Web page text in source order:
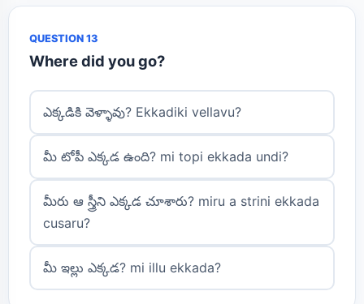
QUESTION 13
Where did you go?
ఎక్కడికి వెళ్ళావు? Ekkadiki vellavu?
మీ టోపీ ఎక్కడ ఉంది? mi topi ekkada undi?
మీరు ఆ స్త్రీని ఎక్కడ చూశారు? miru a strini ekkada
cusaru?
మీ ఇల్లు ఎక్కడ? mi illu ekkada?